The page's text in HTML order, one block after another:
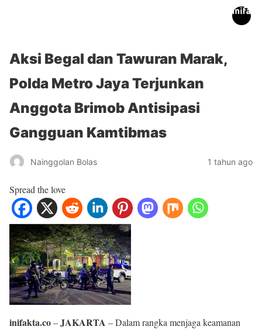
Aksi Begal dan Tawuran Marak,
Polda Metro Jaya Terjunkan
Anggota Brimob Antisipasi
Gangguan Kamtibmas
Nainggolan Bolas 1 tahun ago
Spread the love
inifakta.co–JAKARTA – Dalam rangka menjaga keamanan